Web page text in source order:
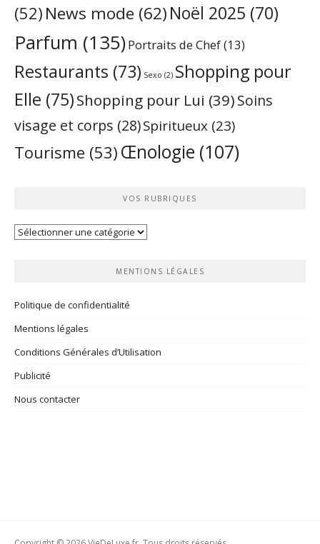
(52) News mode (62)Noël 2025 (70)
Parfum (135)Portraits de Chef(13)
Restaurants (73) Sexo (2) Shopping pour
Elle (75)Shopping pour Lui (39)Soins
visage et corps (28)Spiritueux (23)
Tourisme (53) Œnologie (107)
VOS RUBRIQUES
Vos
MENTIONS LÉGALES
Politique de confidentialité
Mentions légales
Conditions Générales d’Utilisation
Publicité
Nous contacter